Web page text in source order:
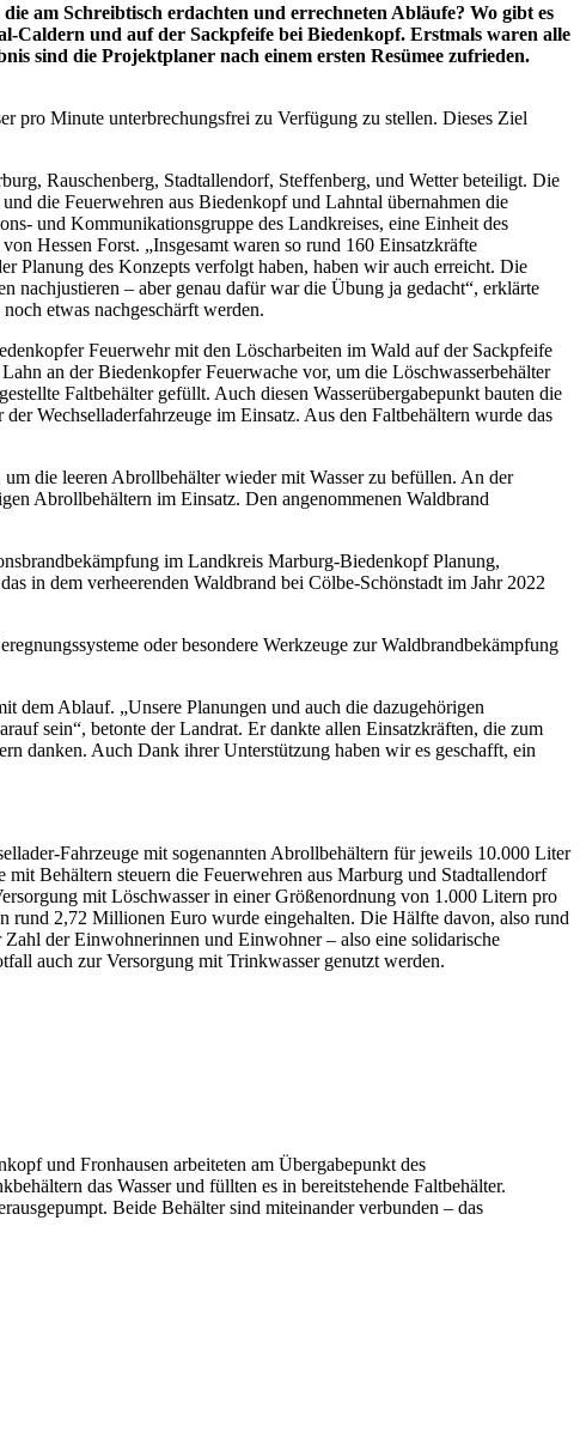
am Schreibtisch erdachten und errechneten Abläufe? Wo gibt es
Caldern und auf der Sackpfeife bei Biedenkopf. Erstmals waren alle
sind die Projektplaner nach einem ersten Resümee zufrieden.
pro Minute unterbrechungsfrei zu Verfügung zu stellen. Dieses Ziel
Rauschenberg, Stadtallendorf, Steffenberg, und Wetter beteiligt. Die
die Feuerwehren aus Biedenkopf und Lahntal übernahmen die
und Kommunikationsgruppe des Landkreises, eine Einheit des
Hessen Forst. „Insgesamt waren so rund 160 Einsatzkräfte
Planung des Konzepts verfolgt haben, haben wir auch erreicht. Die
nachjustieren – aber genau dafür war die Übung ja gedacht“, erklärte
etwas nachgeschärft werden.
Feuerwehr mit den Löscharbeiten im Wald auf der Sackpfeife
an der Biedenkopfer Feuerwache vor, um die Löschwasserbehälter
Faltbehälter gefüllt. Auch diesen Wasserübergabepunkt bauten die
Wechselladerfahrzeuge im Einsatz. Aus den Faltbehältern wurde das
die leeren Abrollbehälter wieder mit Wasser zu befüllen. An der
Abrollbehältern im Einsatz. Den angenommenen Waldbrand
im Landkreis Marburg-Biedenkopf Planung,
in dem verheerenden Waldbrand bei Cölbe-Schönstadt im Jahr 2022
oder besondere Werkzeuge zur Waldbrandbekämpfung
dem Ablauf. „Unsere Planungen und auch die dazugehörigen
sein“, betonte der Landrat. Er dankte allen Einsatzkräften, die zum
danken. Auch Dank ihrer Unterstützung haben wir es geschafft, ein
Fahrzeuge mit sogenannten Abrollbehältern für jeweils 10.000 Liter
Behältern steuern die Feuerwehren aus Marburg und Stadtallendorf
mit Löschwasser in einer Größenordnung von 1.000 Litern pro
rund 2,72 Millionen Euro wurde eingehalten. Die Hälfte davon, also rund
der Einwohnerinnen und Einwohner – also eine solidarische
auch zur Versorgung mit Trinkwasser genutzt werden.
und Fronhausen arbeiteten am Übergabepunkt des
das Wasser und füllten es in bereitstehende Faltbehälter.
Beide Behälter sind miteinander verbunden – das